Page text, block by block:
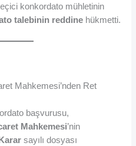
konkordato mühletinin
talebinin reddine hükmetti.
Mahkemesi’nden Ret
başvurusu,
Mahkemesi’nin
sayılı dosyası